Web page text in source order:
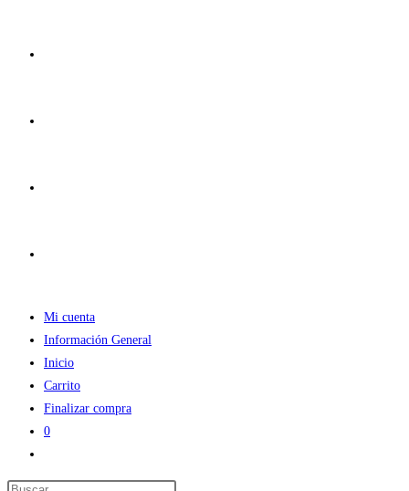
Mi cuenta
Información General
Inicio
Carrito
Finalizar compra
0